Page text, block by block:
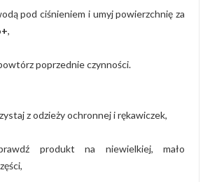
pod ciśnieniem i umyj powierzchnię za
,
poprzednie czynności.
z odzieży ochronnej i rękawiczek,
produkt na niewielkiej, mało